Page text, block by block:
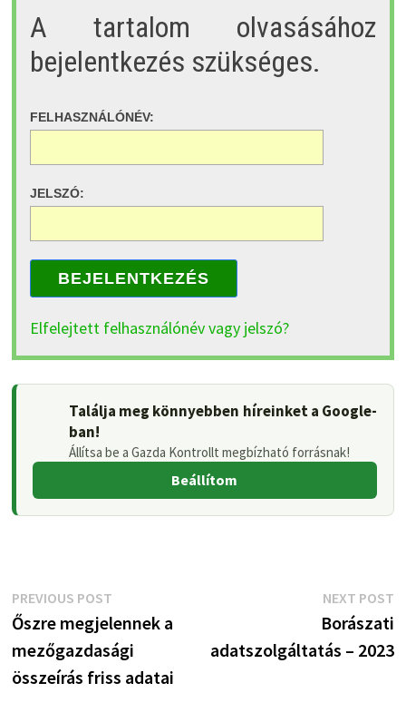
A tartalom olvasásához
bejelentkezés szükséges.
FELHASZNÁLÓNÉV:
JELSZÓ:
BEJELENTKEZÉS
Elfelejtett felhasználónév vagy jelszó?
Találja meg könnyebben híreinket a Google-
ban!
Állítsa be a Gazda Kontrollt megbízható forrásnak!
Beállítom
Bejegyzés
navigáció
PREVIOUS POSTPrevious
post:
Őszre megjelennek a
mezőgazdasági
összeírás friss adatai
NEXT POST
Borászati
adatszolgáltatás – 2023